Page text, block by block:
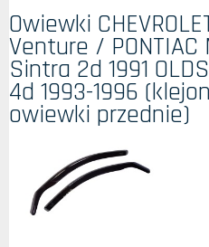
Owiewki
Venture /
Sintra 2d 1991
4d 1993-1996
owiewki przednie)